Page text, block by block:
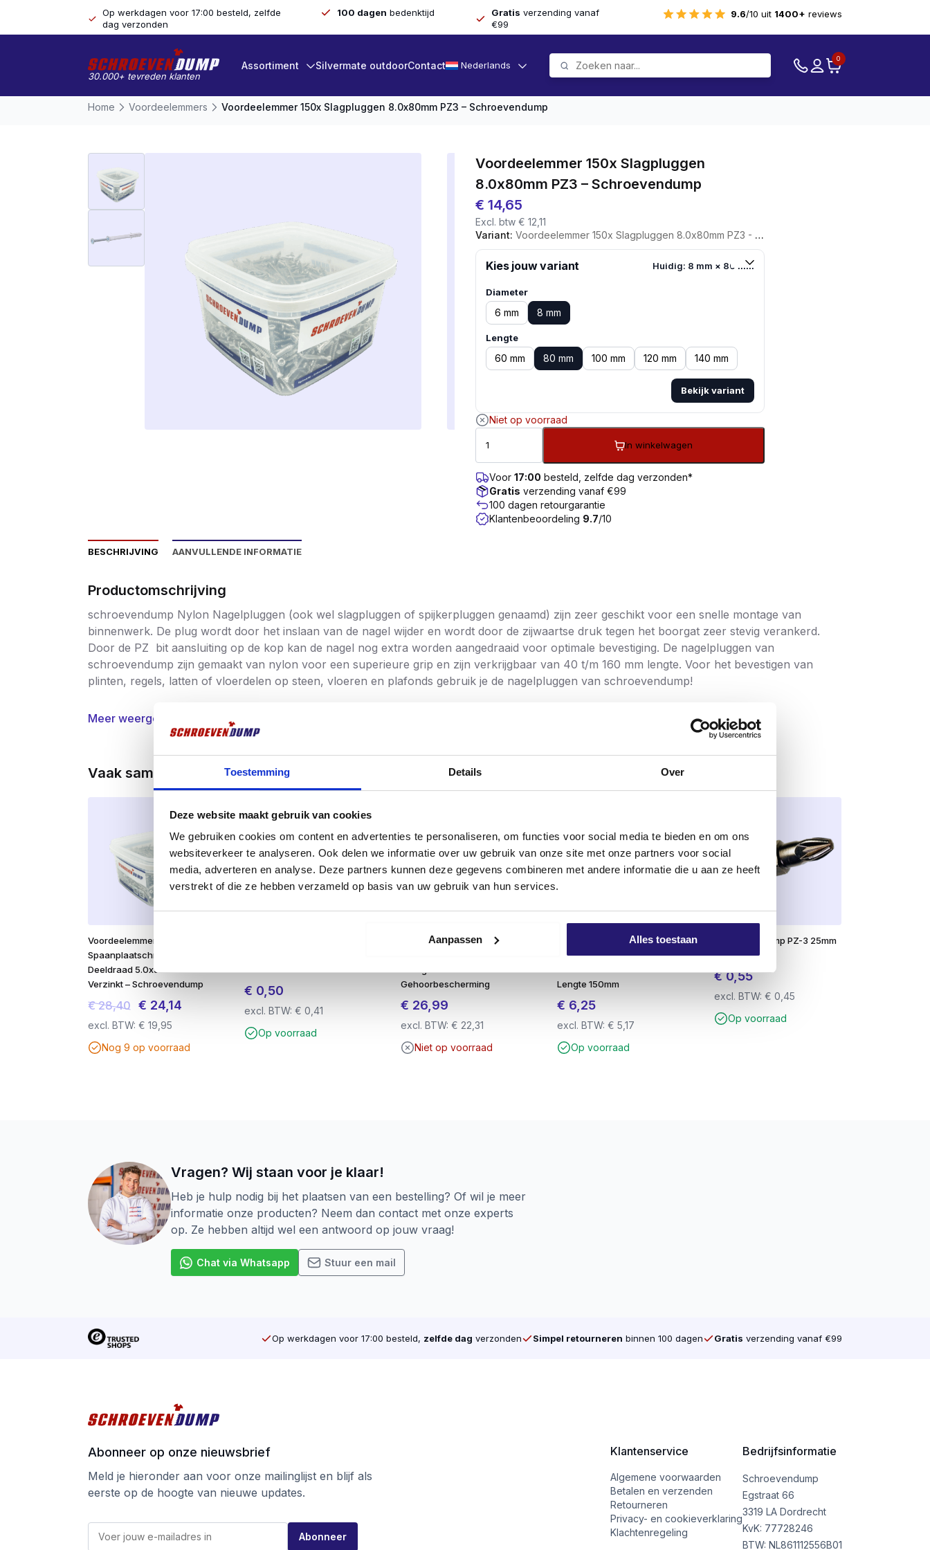
Toestemming Details Over
Deze website maakt gebruik van cookies
We gebruiken cookies om content en advertenties te personaliseren, om functies voor social media te bieden en om ons
websiteverkeer te analyseren. Ook delen we informatie over uw gebruik van onze site met onze partners voor social
media, adverteren en analyse. Deze partners kunnen deze gegevens combineren met andere informatie die u aan ze heeft
verstrekt of die ze hebben verzameld op basis van uw gebruik van hun services.
Aanpassen Alles toestaan
Op werkdagen voor 17:00 besteld, zelfde
dag verzonden
100 dagen bedenktijd Gratis verzending vanaf
€99
9.6/10 uit 1400+ reviews
30.000+ tevreden klanten
Assortiment Silvermate outdoorContact Nederlands
0
Home Voordeelemmers Voordeelemmer 150x Slagpluggen 8.0x80mm PZ3 – Schroevendump
Voordeelemmer 150x Slagpluggen
8.0x80mm PZ3 – Schroevendump
€ 14,65
Excl. btw € 12,11
Variant: Voordeelemmer 150x Slagpluggen 8.0x80mm PZ3 - Schroevendump
Kies jouw variant Huidig: 8 mm × 80 mm
Diameter
6 mm 8 mm
Lengte
60 mm 80 mm 100 mm 120 mm 140 mm
Bekijk variant
Niet op voorraad
In winkelwagen
Voor 17:00 besteld, zelfde dag verzonden*
Gratis verzending vanaf €99
100 dagen retourgarantie
Klantenbeoordeling 9.7/10
BESCHRIJVING AANVULLENDE INFORMATIE
Productomschrijving
schroevendump Nylon Nagelpluggen (ook wel slagpluggen of spijkerpluggen genaamd) zijn zeer geschikt voor een snelle montage van
binnenwerk. De plug wordt door het inslaan van de nagel wijder en wordt door de zijwaartse druk tegen het boorgat zeer stevig verankerd.
Door de PZ bit aansluiting op de kop kan de nagel nog extra worden aangedraaid voor optimale bevestiging. De nagelpluggen van
schroevendump zijn gemaakt van nylon voor een superieure grip en zijn verkrijgbaar van 40 t/m 160 mm lengte. Voor het bevestigen van
plinten, regels, latten of vloerdelen op steen, vloeren en plafonds gebruik je de nagelpluggen van schroevendump!
Meer weergeven
Vaak samen gekocht
Voordeelemmer 1000x
Spaanplaatschroeven
Deeldraad 5.0x50mm TX20
Verzinkt – Schroevendump
€28,40 Oorspronkelijke
prijs
was:
€ 24,14Huidige
is:
excl. BTW: € 19,95
Nog 9 op voorraad
€ 0,50
excl. BTW:€ 0,41
Op voorraad
​3M Peltor Optime I H510A
Gehoorbescherming
€ 26,99
excl. BTW:€ 22,31
Niet op voorraad
SDS-plus QX4 Betonboor 8,0
x 210mm – 4-Snijder – Voor
Lengte 150mm
€ 6,25
excl. BTW:€ 5,17
Op voorraad
Schroevendump PZ-3 25mm
staal
€0,55
excl. BTW: € 0,45
Op voorraad
Vragen? Wij staan voor je klaar!
Heb je hulp nodig bij het plaatsen van een bestelling? Of wil je meer
informatie onze producten? Neem dan contact met onze experts
op. Ze hebben altijd wel een antwoord op jouw vraag!
Chat via Whatsapp Stuur een mail
Op werkdagen voor 17:00 besteld, zelfde dag verzonden Simpel retourneren binnen 100 dagen Gratis verzending vanaf €99
Abonneer op onze nieuwsbrief
Meld je hieronder aan voor onze mailinglijst en blijf als
eerste op de hoogte van nieuwe updates.
E
Abonneer
Klantenservice
Algemene voorwaarden
Betalen en verzenden
Retourneren
Privacy- en cookieverklaring
Klachtenregeling
Bedrijfsinformatie
Schroevendump
Egstraat 66
3319 LA Dordrecht
KvK: 77728246
BTW: NL861112556B01